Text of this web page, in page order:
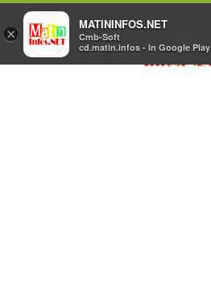
×
MATININFOS.NET
Cmb-Soft
cd.matin.infos - In Google Play